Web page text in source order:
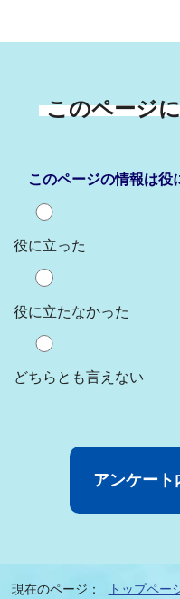
このページ
このページの情報は役
役に立った
役に立たなかった
どちらとも言えない
現在のページ： トップペー